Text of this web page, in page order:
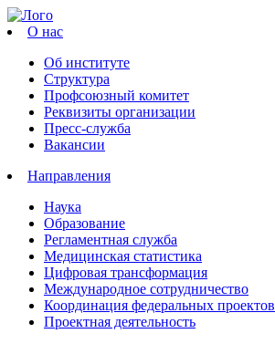
О нас
Об институте
Структура
Профсоюзный комитет
Реквизиты организации
Пресс-служба
Вакансии
Направления
Наука
Образование
Регламентная служба
Медицинская статистика
Цифровая трансформация
Международное сотрудничество
Координация федеральных проектов
Проектная деятельность